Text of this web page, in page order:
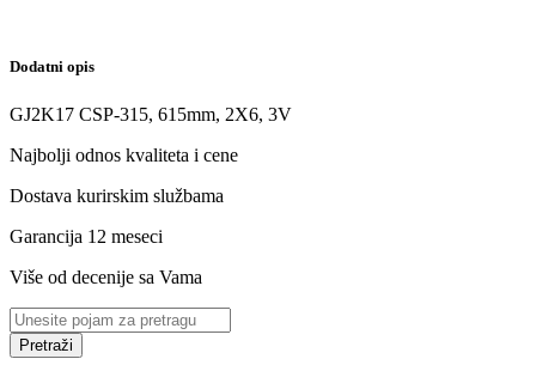
Dodatni opis
GJ2K17 CSP-315, 615mm, 2X6, 3V
Najbolji odnos kvaliteta i cene
Dostava kurirskim službama
Garancija 12 meseci
Više od decenije sa Vama
Pretraži